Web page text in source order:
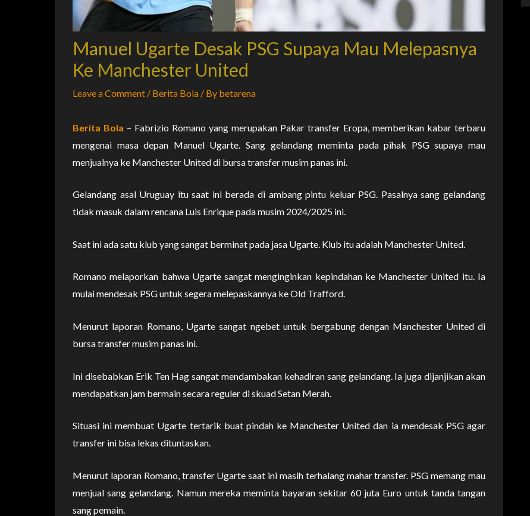
Manuel Ugarte Desak PSG Supaya Mau Melepasnya
Ke Manchester United
Leave a Comment / Berita Bola / By betarena
Berita Bola – Fabrizio Romano yang merupakan Pakar transfer Eropa, memberikan kabar terbaru
mengenai masa depan Manuel Ugarte. Sang gelandang meminta pada pihak PSG supaya mau
menjualnya ke Manchester United di bursa transfer musim panas ini.
Gelandang asal Uruguay itu saat ini berada di ambang pintu keluar PSG. Pasalnya sang gelandang
tidak masuk dalam rencana Luis Enrique pada musim 2024/2025 ini.
Saat ini ada satu klub yang sangat berminat pada jasa Ugarte. Klub itu adalah Manchester United.
Romano melaporkan bahwa Ugarte sangat menginginkan kepindahan ke Manchester United itu. Ia
mulai mendesak PSG untuk segera melepaskannya ke Old Trafford.
Menurut laporan Romano, Ugarte sangat ngebet untuk bergabung dengan Manchester United di
bursa transfer musim panas ini.
Ini disebabkan Erik Ten Hag sangat mendambakan kehadiran sang gelandang. Ia juga dijanjikan akan
mendapatkan jam bermain secara reguler di skuad Setan Merah.
Situasi ini membuat Ugarte tertarik buat pindah ke Manchester United dan ia mendesak PSG agar
transfer ini bisa lekas dituntaskan.
Menurut laporan Romano, transfer Ugarte saat ini masih terhalang mahar transfer. PSG memang mau
menjual sang gelandang. Namun mereka meminta bayaran sekitar 60 juta Euro untuk tanda tangan
sang pemain.